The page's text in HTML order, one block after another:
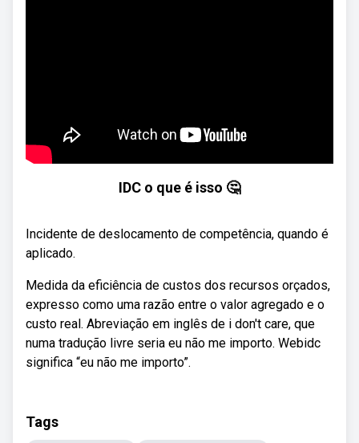
IDC o que é isso 🤔
Incidente de deslocamento de competência, quando é
aplicado.
Medida da eficiência de custos dos recursos orçados,
expresso como uma razão entre o valor agregado e o
custo real. Abreviação em inglês de i don't care, que
numa tradução livre seria eu não me importo. Webidc
significa “eu não me importo”.
Tags